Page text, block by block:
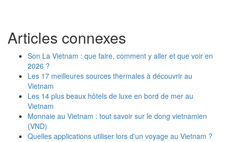
Articles connexes
Son La Vietnam : que faire, comment y aller et que voir en
2026 ?
Les 17 meilleures sources thermales à découvrir au
Vietnam
Les 14 plus beaux hôtels de luxe en bord de mer au
Vietnam
Monnaie au Vietnam : tout savoir sur le dong vietnamien
(VND)
Quelles applications utiliser lors d'un voyage au Vietnam ?